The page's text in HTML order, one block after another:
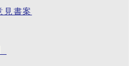
見書案